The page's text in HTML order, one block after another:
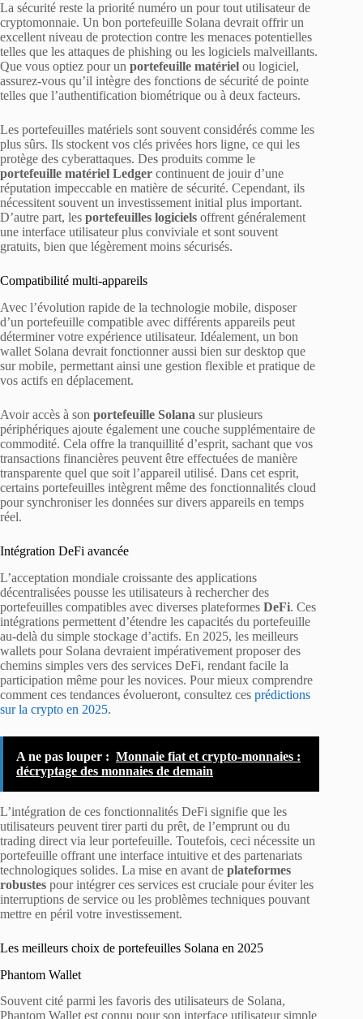
La sécurité reste la priorité numéro un pour tout utilisateur de
cryptomonnaie. Un bon portefeuille Solana devrait offrir un
excellent niveau de protection contre les menaces potentielles
telles que les attaques de phishing ou les logiciels malveillants.
Que vous optiez pour un portefeuille matériel ou logiciel,
assurez-vous qu’il intègre des fonctions de sécurité de pointe
telles que l’authentification biométrique ou à deux facteurs.
Les portefeuilles matériels sont souvent considérés comme les
plus sûrs. Ils stockent vos clés privées hors ligne, ce qui les
protège des cyberattaques. Des produits comme le
portefeuille matériel Ledger continuent de jouir d’une
réputation impeccable en matière de sécurité. Cependant, ils
nécessitent souvent un investissement initial plus important.
D’autre part, les portefeuilles logiciels offrent généralement
une interface utilisateur plus conviviale et sont souvent
gratuits, bien que légèrement moins sécurisés.
Compatibilité multi-appareils
Avec l’évolution rapide de la technologie mobile, disposer
d’un portefeuille compatible avec différents appareils peut
déterminer votre expérience utilisateur. Idéalement, un bon
wallet Solana devrait fonctionner aussi bien sur desktop que
sur mobile, permettant ainsi une gestion flexible et pratique de
vos actifs en déplacement.
Avoir accès à son portefeuille Solana sur plusieurs
périphériques ajoute également une couche supplémentaire de
commodité. Cela offre la tranquillité d’esprit, sachant que vos
transactions financières peuvent être effectuées de manière
transparente quel que soit l’appareil utilisé. Dans cet esprit,
certains portefeuilles intègrent même des fonctionnalités cloud
pour synchroniser les données sur divers appareils en temps
réel.
Intégration DeFi avancée
L’acceptation mondiale croissante des applications
décentralisées pousse les utilisateurs à rechercher des
portefeuilles compatibles avec diverses plateformes DeFi. Ces
intégrations permettent d’étendre les capacités du portefeuille
au-delà du simple stockage d’actifs. En 2025, les meilleurs
wallets pour Solana devraient impérativement proposer des
chemins simples vers des services DeFi, rendant facile la
participation même pour les novices. Pour mieux comprendre
comment ces tendances évolueront, consultez ces prédictions
sur la crypto en 2025.
A ne pas louper : Monnaie fiat et crypto-monnaies :
décryptage des monnaies de demain
L’intégration de ces fonctionnalités DeFi signifie que les
utilisateurs peuvent tirer parti du prêt, de l’emprunt ou du
trading direct via leur portefeuille. Toutefois, ceci nécessite un
portefeuille offrant une interface intuitive et des partenariats
technologiques solides. La mise en avant de plateformes
robustes pour intégrer ces services est cruciale pour éviter les
interruptions de service ou les problèmes techniques pouvant
mettre en péril votre investissement.
Les meilleurs choix de portefeuilles Solana en 2025
Phantom Wallet
Souvent cité parmi les favoris des utilisateurs de Solana,
Phantom Wallet est connu pour son interface utilisateur simple